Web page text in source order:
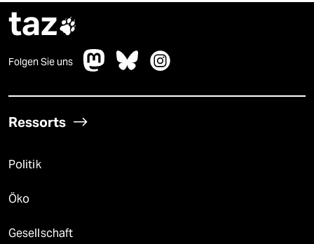
taz
Folgen Sie uns
Ressorts
Politik
Öko
Gesellschaft